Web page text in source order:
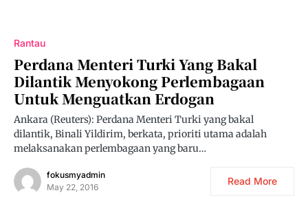
Rantau
Perdana Menteri Turki Yang Bakal
Dilantik Menyokong Perlembagaan
Untuk Menguatkan Erdogan
Ankara (Reuters): Perdana Menteri Turki yang bakal
dilantik, Binali Yildirim, berkata, prioriti utama adalah
melaksanakan perlembagaan yang baru…
fokusmyadmin
May 22, 2016
Read More